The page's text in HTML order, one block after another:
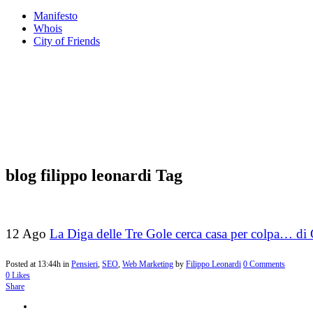
Manifesto
Whois
City of Friends
blog filippo leonardi Tag
12 Ago La Diga delle Tre Gole cerca casa per colpa… di
Posted at 13:44h in Pensieri, SEO, Web Marketing by Filippo Leonardi 0 Comments
0 Likes
Share